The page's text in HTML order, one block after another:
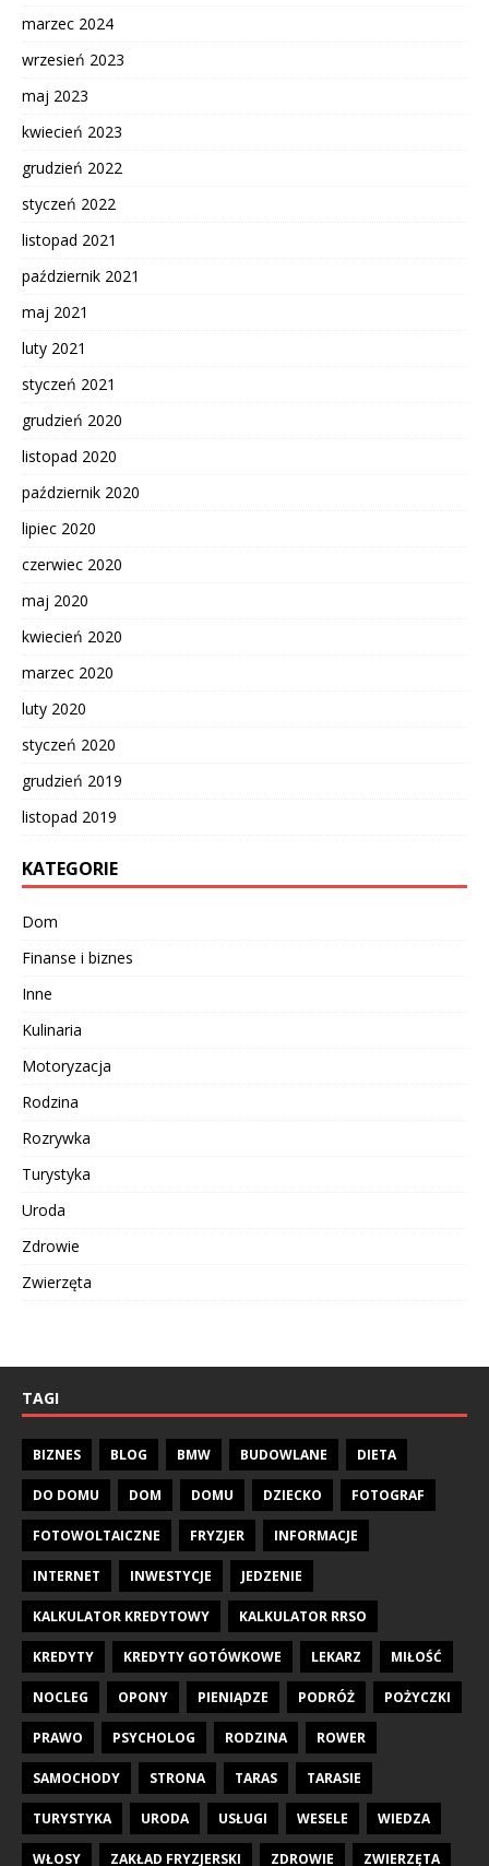
marzec 2024
wrzesień 2023
maj 2023
kwiecień 2023
grudzień 2022
styczeń 2022
listopad 2021
październik 2021
maj 2021
luty 2021
styczeń 2021
grudzień 2020
listopad 2020
październik 2020
lipiec 2020
czerwiec 2020
maj 2020
kwiecień 2020
marzec 2020
luty 2020
styczeń 2020
grudzień 2019
listopad 2019
KATEGORIE
Dom
Finanse i biznes
Inne
Kulinaria
Motoryzacja
Rodzina
Rozrywka
Turystyka
Uroda
Zdrowie
Zwierzęta
TAGI
BIZNES BLOG BMW BUDOWLANE DIETA
DO DOMU DOM DOMU DZIECKO FOTOGRAF
FOTOWOLTAICZNE FRYZJER INFORMACJE
INTERNET INWESTYCJE JEDZENIE
KALKULATOR KREDYTOWY KALKULATOR RRSO
KREDYTY KREDYTY GOTÓWKOWE LEKARZ MIŁOŚĆ
NOCLEG OPONY PIENIĄDZE PODRÓŻ POŻYCZKI
PRAWO PSYCHOLOG RODZINA ROWER
SAMOCHODY STRONA TARAS TARASIE
TURYSTYKA URODA USŁUGI WESELE WIEDZA
WŁOSY ZAKŁAD FRYZJERSKI ZDROWIE ZWIERZĘTA